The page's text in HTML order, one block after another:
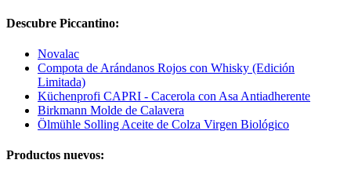
Descubre Piccantino:
Novalac
Compota de Arándanos Rojos con Whisky (Edición
Limitada)
Küchenprofi CAPRI - Cacerola con Asa Antiadherente
Birkmann Molde de Calavera
Ölmühle Solling Aceite de Colza Virgen Biológico
Productos nuevos: